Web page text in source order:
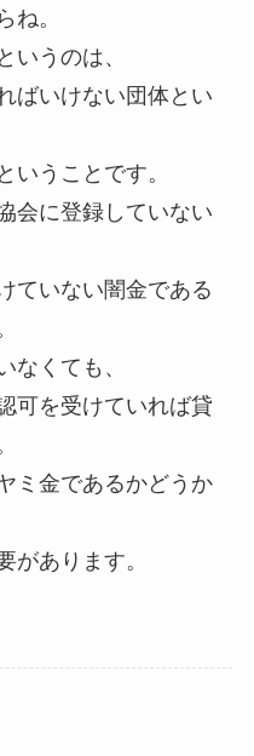
ね。
いうのは、
ばいけない団体とい
いうことです。
会に登録していない
ていない闇金である
なくても、
可を受けていれば貸
ミ金であるかどうか
があります。